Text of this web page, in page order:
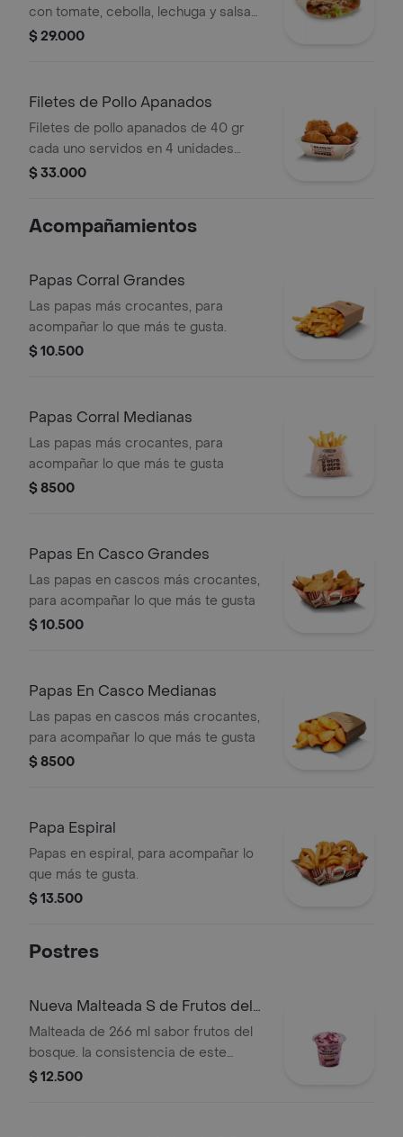
con tomate, cebolla, lechuga y salsa
blanca
$ 29.000
Filetes de Pollo Apanados
Filetes de pollo apanados de 40 gr
cada uno servidos en 4 unidades
acompañados de miel mostaza
$ 33.000
Acompañamientos
Papas Corral Grandes
Las papas más crocantes, para
acompañar lo que más te gusta.
$ 10.500
Papas Corral Medianas
Las papas más crocantes, para
acompañar lo que más te gusta
$ 8500
Papas En Casco Grandes
Las papas en cascos más crocantes,
para acompañar lo que más te gusta
$ 10.500
Papas En Casco Medianas
Las papas en cascos más crocantes,
para acompañar lo que más te gusta
$ 8500
Papa Espiral
Papas en espiral, para acompañar lo
que más te gusta.
$ 13.500
Postres
Nueva Malteada S de Frutos del
Bosque
Malteada de 266 ml sabor frutos del
bosque. la consistencia de este
producto puede variar debido al
$ 12.500